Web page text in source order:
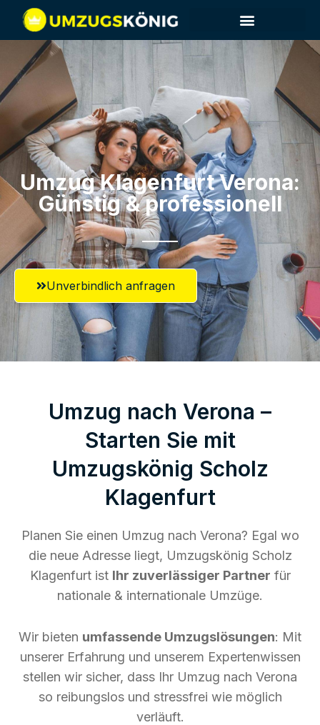
Umzug Klagenfurt​ Verona:
Günstig & professionell​
Unverbindlich anfragen
Umzug nach Verona –
Starten Sie mit
Umzugskönig Scholz
Klagenfurt
Planen Sie einen Umzug nach Verona? Egal wo
die neue Adresse liegt, Umzugskönig Scholz
Klagenfurt ist Ihr zuverlässiger Partner für
nationale & internationale Umzüge.
Wir bieten umfassende Umzugslösungen: Mit
unserer Erfahrung und unserem Expertenwissen
stellen wir sicher, dass Ihr Umzug nach Verona
so reibungslos und stressfrei wie möglich
verläuft.